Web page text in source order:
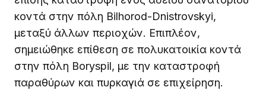
κοντά στην πόλη Bilhorod-Dnistrovskyi,
μεταξύ άλλων περιοχών. Επιπλέον,
σημειώθηκε επίθεση σε πολυκατοικία κοντά
στην πόλη Boryspil, με την καταστροφή
παραθύρων και πυρκαγιά σε επιχείρηση.